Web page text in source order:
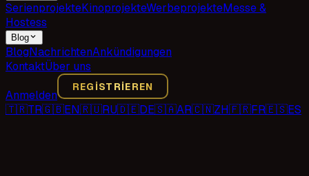
SerienprojekteKinoprojekteWerbeprojekteMesse &
Hostess
Blog
BlogNachrichtenAnkündigungen
KontaktÜber uns
Anmelden
REGISTRIEREN
🇹🇷TR🇬🇧EN🇷🇺RU🇩🇪DE🇸🇦AR🇨🇳ZH🇫🇷FR🇪🇸ES